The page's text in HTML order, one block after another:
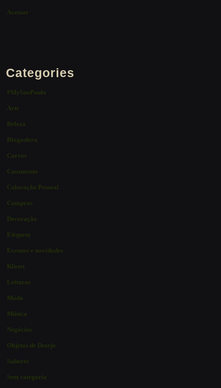
Acessar
Categories
#MySaoPaulo
Arte
Beleza
Blogosfera
Carros
Casamento
Coloração Pessoal
Compras
Decoração
Etiqueta
Eventos e novidades
Kloset
Leituras
Moda
Música
Negócios
Objetos de Desejo
Sabores
Sem categoria